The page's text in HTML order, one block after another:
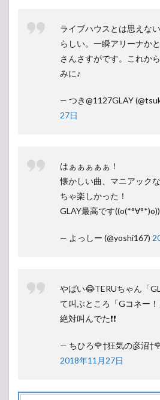
ライブハウスとは思えな
らしい。一瞬アリーナか
さんさすがです。これか
みに♪
— つき@1127GLAY
27日
はぁぁぁぁぁ！
懐かしい曲、マニアック
ちゃ楽しかった！
GLAY最高です((o(*°∀°*)o))
— よっしー (@yoshi167)
やばい😂TERUちゃん「
て叫ぶところ「Gコネー
絶対叫んでた❗❗
— ちひろ🌹†狂気の彦沼
2018年11月27日